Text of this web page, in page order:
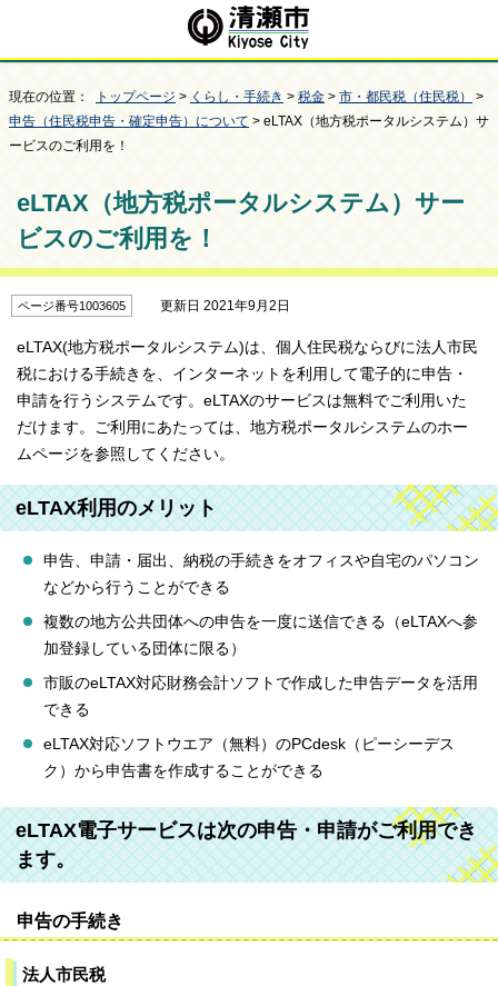
現在の位置： トップページ > くらし・手続き > 税金 > 市・都民税（住民税）
>
申告（住民税申告・確定申告）について > eLTAX（地方税ポータルシステム）サ
ービスのご利用を！
eLTAX（地方税ポータルシステム）サー
ビスのご利用を！
ページ番号1003605 更新日 2021年9月2日
eLTAX(地方税ポータルシステム)は、個人住民税ならびに法人市民
税における手続きを、インターネットを利用して電子的に申告・
申請を行うシステムです。eLTAXのサービスは無料でご利用いた
だけます。ご利用にあたっては、地方税ポータルシステムのホー
ムページを参照してください。
eLTAX利用のメリット
申告、申請・届出、納税の手続きをオフィスや自宅のパソコン
などから行うことができる
複数の地方公共団体への申告を一度に送信できる（eLTAXへ参
加登録している団体に限る）
市販のeLTAX対応財務会計ソフトで作成した申告データを活用
できる
eLTAX対応ソフトウエア（無料）のPCdesk（ピーシーデス
ク）から申告書を作成することができる
eLTAX電子サービスは次の申告・申請がご利用でき
ます。
申告の手続き
法人市民税